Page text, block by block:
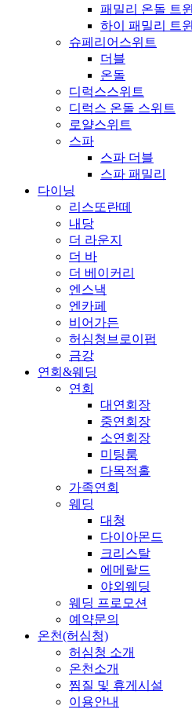
패밀리 온돌 트윈
하이 패밀리 트윈
슈페리어스위트
더블
온돌
디럭스스위트
디럭스 온돌 스위트
로얄스위트
스파
스파 더블
스파 패밀리
다이닝
리스또란떼
내당
더 라운지
더 바
더 베이커리
엔스낵
엔카페
비어가든
허심청브로이펍
금강
연회&웨딩
연회
대연회장
중연회장
소연회장
미팅룸
다목적홀
가족연회
웨딩
대청
다이아몬드
크리스탈
에메랄드
야외웨딩
웨딩 프로모션
예약문의
온천(허심청)
허심청 소개
온천소개
찜질 및 휴게시설
이용안내